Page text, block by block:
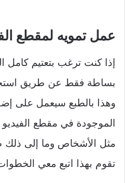
عمل تمويه لمقطع
إذا كنت ترغب بتعتيم كامل
وهذا بالطبع سيعمل على
الموجودة في مقطع الفيديو
مثل الأشخاص وما إلى ذلك
تقوم بهذا اتبع معي الخطوات